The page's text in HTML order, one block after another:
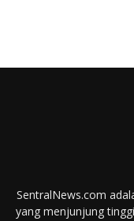
SentralNews.com
yang menjunjung